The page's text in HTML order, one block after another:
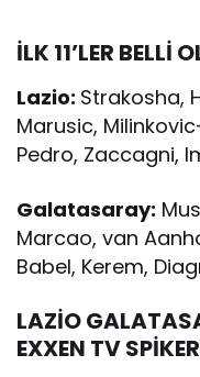
İLK 11’LER BELLİ
Lazio: Strakosha,
Marusic,
Pedro, Zaccagni,
Galatasaray:
Marcao, van
Babel, Kerem,
LAZİO
EXXEN TV